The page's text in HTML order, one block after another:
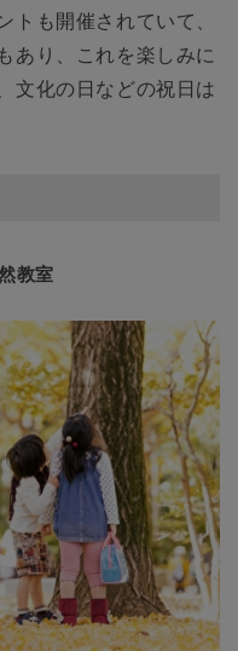
トも開催されていて、
あり、これを楽しみに
文化の日などの祝日は
教室